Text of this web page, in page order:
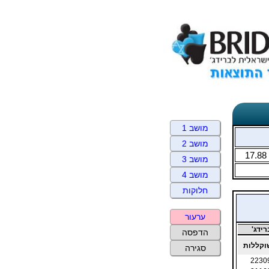
17.88
מושב 1
מושב 2
מושב 3
מושב 4
חלוקות
ערעור
הדפסה
סגירה